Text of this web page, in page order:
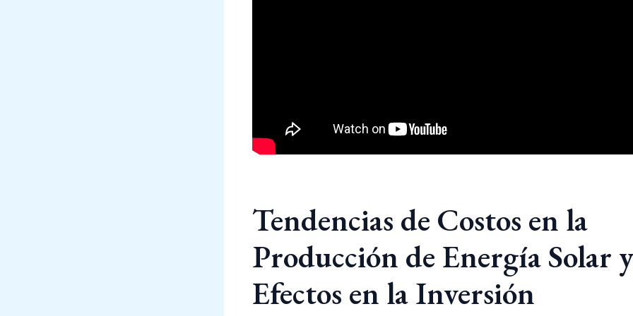
Tendencias de Costos en la
Producción de Energía Solar
Efectos en la Inversión